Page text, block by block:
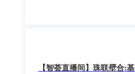
【智荟直播间】珠联壁合: